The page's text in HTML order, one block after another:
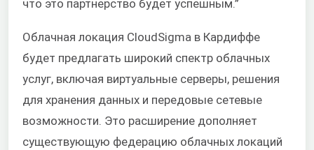
что это партнерство будет успешным.”
Облачная локация CloudSigma в Кардиффе
будет предлагать широкий спектр облачных
услуг, включая виртуальные серверы, решения
для хранения данных и передовые сетевые
возможности. Это расширение дополняет
существующую федерацию облачных локаций